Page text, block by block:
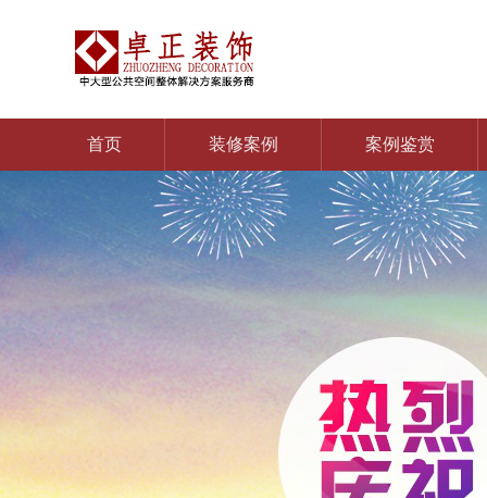
首页 装修案例 案例鉴赏